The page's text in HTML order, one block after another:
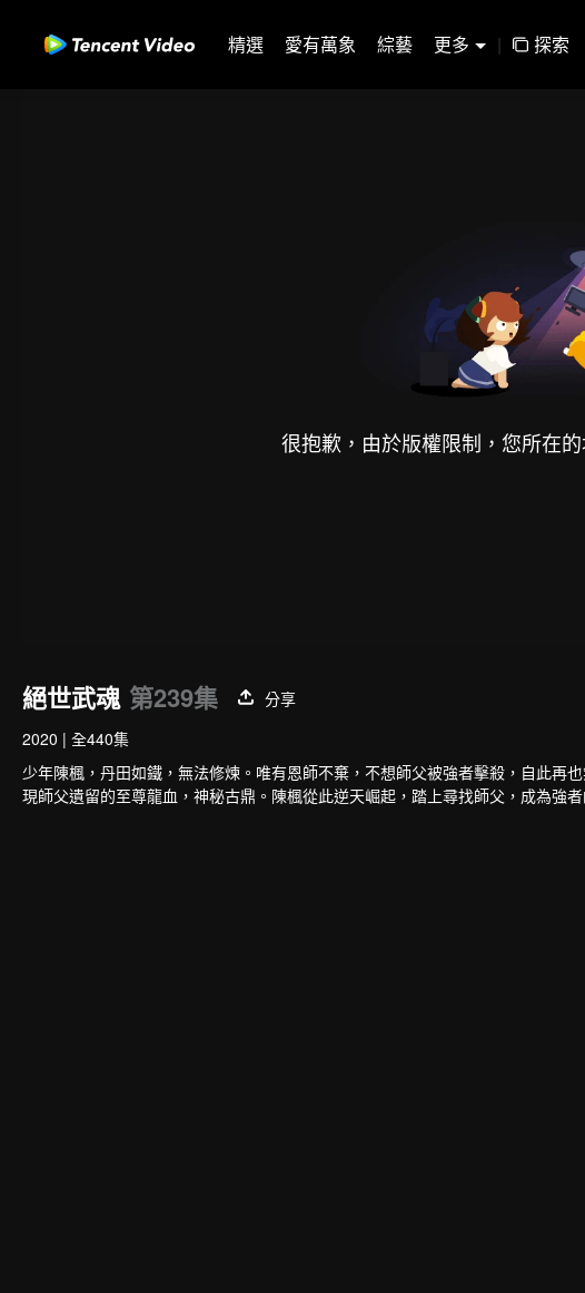
精選 愛有萬象 綜藝 更多 | 探索
很抱歉，由於版權限制，您所在
絕世武魂 第239集
分享
2020 | 全440集
少年陳楓，丹田如鐵，無法修煉。唯有恩師不棄，不想師父被強者擊殺，自此再
現師父遺留的至尊龍血，神秘古鼎。陳楓從此逆天崛起，踏上尋找師父，成為強者